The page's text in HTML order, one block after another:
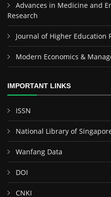
Advances in Medicine and
Research
Journal of Higher Education
Modern Economics &
IMPORTANT LINKS
ISSN
National Library of
Wanfang Data
DOI
CNKI